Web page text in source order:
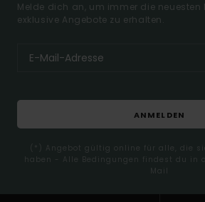
Melde dich an, um immer die neuesten
exklusive Angebote zu erhalten.
ANMELDEN
(*) Angebot gültig online für alle, die
haben - Alle Bedingungen findest du in
Mail